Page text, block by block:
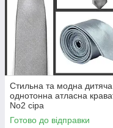
Стильна та модна дитяча
однотонна атласна
No2 сіра
Готово до відправки